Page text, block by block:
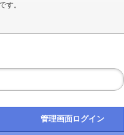
す。
管理画面ログイン